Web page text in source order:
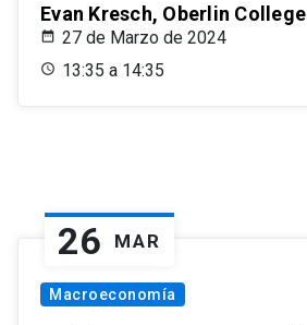
Evan Kresch, Oberlin College
27 de Marzo de 2024
13:35 a 14:35
26 MAR
Macroeconomía